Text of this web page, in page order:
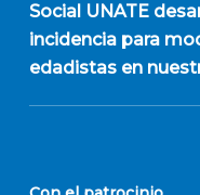
Social UNATE
incidencia para
edadistas en